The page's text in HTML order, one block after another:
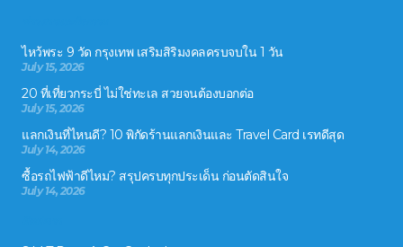
ไหว้พระ 9 วัด กรุงเทพ เสริมสิริมงคลครบจบใน 1 วัน
July 15, 2026
20 ที่เที่ยวกระบี่ ไม่ใช่ทะเล สวยจนต้องบอกต่อ
July 15, 2026
แลกเงินที่ไหนดี? 10 พิกัดร้านแลกเงินและ Travel Card เรทดีสุด
July 14, 2026
ซื้อรถไฟฟ้าดีไหม? สรุปครบทุกประเด็น ก่อนตัดสินใจ
July 14, 2026